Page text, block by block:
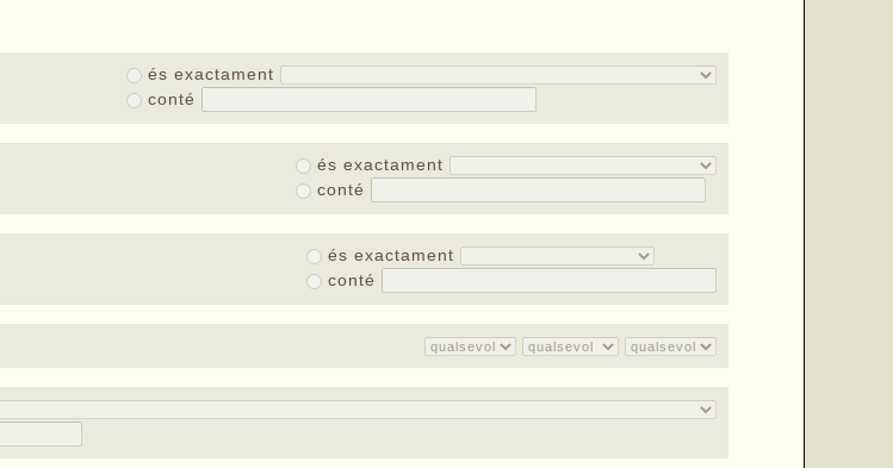
és exactament
conté
és exactament
conté
és exactament
conté